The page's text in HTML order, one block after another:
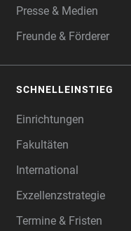
Presse & Medien
Freunde & Förderer
SCHNELLEINSTIEG
Einrichtungen
Fakultäten
International
Exzellenzstrategie
Termine & Fristen